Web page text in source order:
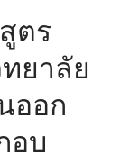
ตร
ยาลัย
ออก
อบ